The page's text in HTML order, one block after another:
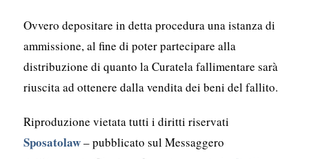
Ovvero depositare in detta procedura una istanza di
ammissione, al fine di poter partecipare alla
distribuzione di quanto la Curatela fallimentare sarà
riuscita ad ottenere dalla vendita dei beni del fallito.
Riproduzione vietata tutti i diritti riservati
Sposatolaw– pubblicato sul Messaggero